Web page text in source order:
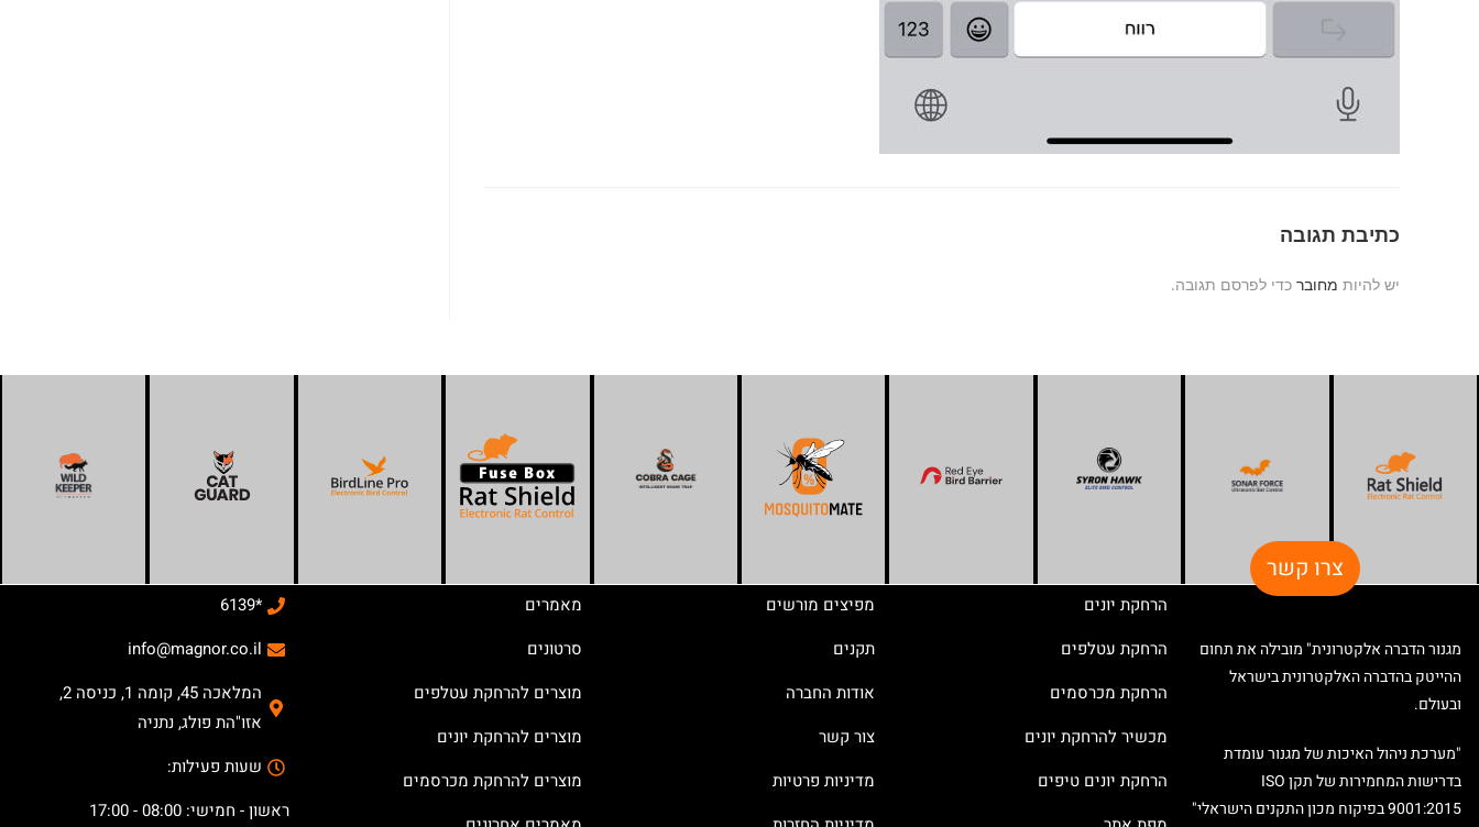
כתיבת תגובה
יש להיות מחובר כדי לפרסם תגובה.
צרו קשר
מגנור הדברה אלקטרונית" מובילה את תחום
ההייטק בהדברה האלקטרונית בישראל
ובעולם.
"מערכת ניהול האיכות של מגנור עומדת
בדרישות המחמירות של תקן ISO
9001:2015 בפיקוח מכון התקנים הישראלי"
הרחקת יונים
הרחקת עטלפים
הרחקת מכרסמים
מכשיר להרחקת יונים
הרחקת יונים טיפים
מפיצים מורשים
תקנים
אודות החברה
צור קשר
מדיניות פרטיות
מאמרים
סרטונים
מוצרים להרחקת עטלפים
מוצרים להרחקת יונים
מוצרים להרחקת מכרסמים
*6139
info@magnor.co.il
המלאכה 45, קומה 1, כניסה 2,
אזו"הת פולג, נתניה
שעות פעילות:
ראשון - חמישי: 08:00 - 17:00